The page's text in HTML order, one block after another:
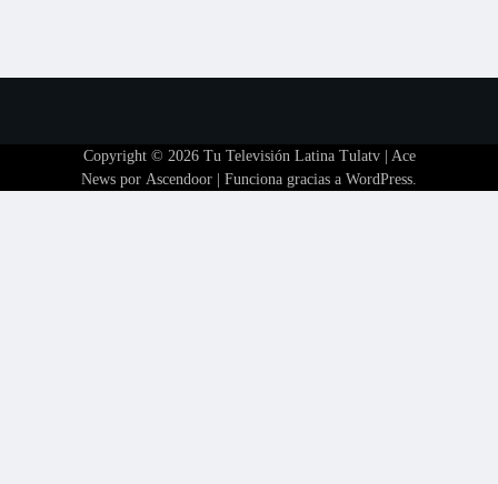
Copyright © 2026 Tu Televisión Latina Tulatv| Ace
News por Ascendoor | Funciona gracias a WordPress